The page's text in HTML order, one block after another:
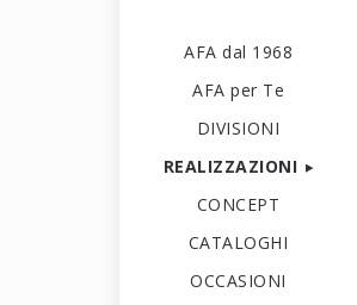
AFA dal 1968
AFA per Te
DIVISIONI
REALIZZAZIONI
CONCEPT
CATALOGHI
OCCASIONI